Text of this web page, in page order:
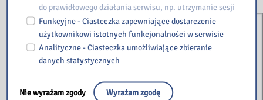
do prawidłowego działania serwisu, np. utrzymanie sesji
Funkcyjne - Ciasteczka zapewniające dostarczenie
użytkownikowi istotnych funkcjonalności w serwisie
Analityczne - Ciasteczka umożliwiające zbieranie
danych statystycznych
Nie wyrażam zgody Wyrażam zgodę